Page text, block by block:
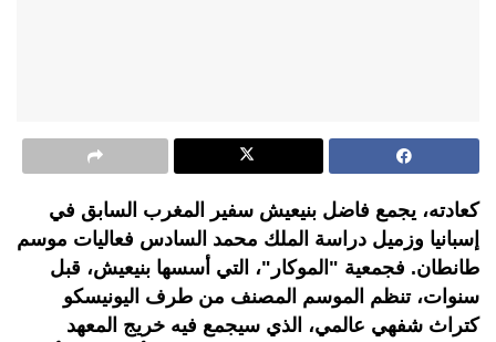
كعادته، يجمع فاضل بنيعيش سفير المغرب السابق في
إسبانيا وزميل دراسة الملك محمد السادس فعاليات موسم
طانطان. فجمعية "الموكار"، التي أسسها بنيعيش، قبل
سنوات، تنظم الموسم المصنف من طرف اليونيسكو
كتراث شفهي عالمي، الذي سيجمع فيه خريج المعهد